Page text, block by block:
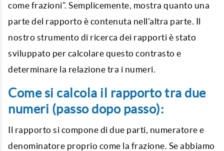
come frazioni”. Semplicemente, mostra quanto una
parte del rapporto è contenuta nell'altra parte. Il
nostro strumento di ricerca dei rapporti è stato
sviluppato per calcolare questo contrasto e
determinare la relazione tra i numeri.
Come si calcola il rapporto tra due
numeri (passo dopo passo):
Il rapporto si compone di due parti, numeratore e
denominatore proprio come la frazione. Se abbiamo